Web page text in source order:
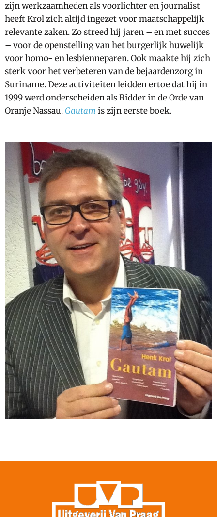
zijn werkzaamheden als voorlichter en journalist
heeft Krol zich altijd ingezet voor maatschappelijk
relevante zaken. Zo streed hij jaren – en met succes
– voor de openstelling van het burgerlijk huwelijk
voor homo- en lesbienneparen. Ook maakte hij zich
sterk voor het verbeteren van de bejaardenzorg in
Suriname. Deze activiteiten leidden ertoe dat hij in
1999 werd onderscheiden als Ridder in de Orde van
Oranje Nassau.Gautam is zijn eerste boek.